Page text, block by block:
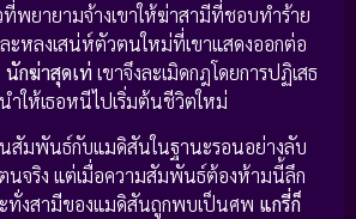
พยายามจ้างเขาให้ฆ่าสามีที่ชอบทำร้าย
ละหลงเสน่ห์ตัวตนใหม่ที่เขาแสดงออกต่อ
นักฆ่าสุดเท่ เขาจึงละเมิดกฎโดยการปฏิเสธ
ำให้เธอหนีไปเริ่มต้นชีวิตใหม่
นสัมพันธ์กับแมดิสันในฐานะรอนอย่างลับ
นจริง แต่เมื่อความสัมพันธ์ต้องห้ามนี้ลึก
ทั่งสามีของแมดิสันถูกพบเป็นศพ แกรี่ก็